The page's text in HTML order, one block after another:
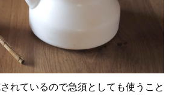
れているので急須としても使うこと